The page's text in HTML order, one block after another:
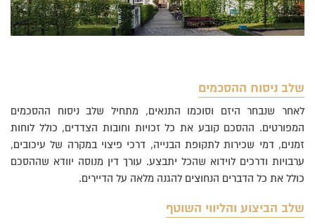
שלב ניסוח ההסכמים
לאחר שנבחר היזם וסוכמו התנאים, מתחיל שלב ניסוח ההסכמים
המפורטים. ההסכם קובע את כל זכויות וחובות הצדדים, כולל לוחות
זמנים, דמי שכירות לתקופת הבנייה, דרכי פיצוי במקרה של עיכובים,
ערבויות ודרכים לוידוא שהכל יתבצע. עורך דין מנוסה יוודא שההסכם
כולל את כל הדברים הנחוצים להגנה מלאה על הדיירים.
שלב הביצוע והליווי השוטף